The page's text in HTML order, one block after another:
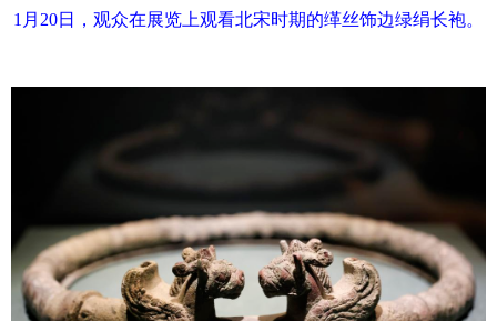
1月20日，观众在展览上观看北宋时期的缂丝饰边绿绢长袍。